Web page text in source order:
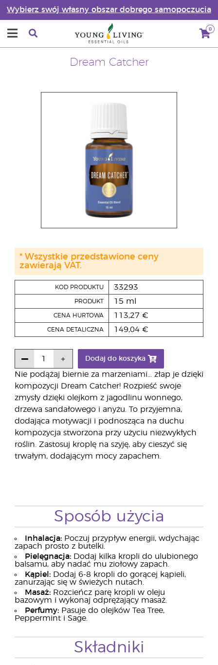
Wybierz swój własny obszar dobrego samopoczucia
0
Dream Catcher
Nie podążaj biernie za marzeniami... złap je dzięki
kompozycji Dream Catcher! Rozpieść swoje
zmysły dzięki olejkom z jagodlinu wonnego,
drzewa sandałowego i anyżu. To przyjemna,
dodająca motywacji i podnosząca na duchu
kompozycja stworzona przy użyciu niezwykłych
roślin. Zastosuj kroplę na szyję, aby cieszyć się
trwałym, dodającym mocy zapachem.
KOD PRODUKTU 33293
PRODUKT 15 ml
CENA HURTOWA 113,27 €
CENA DETALICZNA 149,04 €
Dodaj do koszyka
* Wszystkie przedstawione ceny
zawierają VAT.
Sposób użycia
Inhalacja: Poczuj przypływ energii, wdychając
zapach prosto z butelki.
Pielęgnacja: Dodaj kilka kropli do ulubionego
balsamu, aby nadać mu ziołowy zapach.
Kąpiel: Dodaj 6-8 kropli do gorącej kąpieli,
zanurzając się w świeżych nutach.
Masaż: Rozcieńcz parę kropli w oleju
bazowym i wykonaj odprężający masaż.
Perfumy: Pasuje do olejków Tea Tree,
Peppermint i Sage.
Składniki